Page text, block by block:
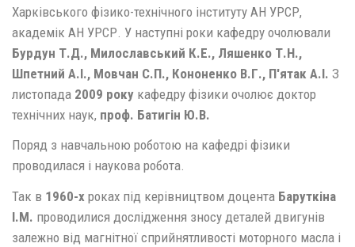
Харківського фізико-технічного інституту АН УРСР,
академік АН УРСР. У наступні роки кафедру очолювали
Бурдун Т.Д., Милославський К.Е., Ляшенко Т.Н.,
Шпетний А.І., Мовчан С.П., Кононенко В.Г., П'ятак А.І. З
листопада 2009 року кафедру фізики очолює доктор
технічних наук, проф. Батигін Ю.В.
Поряд з навчальною роботою на кафедрі фізики
проводилася і наукова робота.
Так в 1960-х роках під керівництвом доцента Баруткіна
І.М. проводилися дослідження зносу деталей двигунів
залежно від магнітної сприйнятливості моторного масла і